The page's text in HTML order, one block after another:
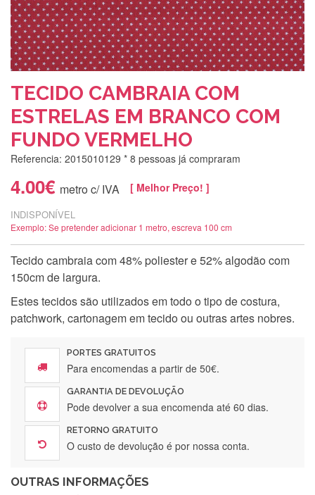
TECIDO CAMBRAIA COM
ESTRELAS EM BRANCO COM
FUNDO VERMELHO
Referencia: 2015010129 * 8 pessoas já compraram
4.00€ metro c/ IVA [ Melhor Preço! ]
INDISPONÍVEL
Exemplo: Se pretender adicionar 1 metro, escreva 100 cm
Tecido cambraia com 48% poliester e 52% algodão com
150cm de largura.
Estes tecidos são utilizados em todo o tipo de costura,
patchwork, cartonagem em tecido ou outras artes nobres.
PORTES GRATUITOS
Para encomendas a partir de 50€.
GARANTIA DE DEVOLUÇÃO
Pode devolver a sua encomenda até 60 dias.
RETORNO GRATUITO
O custo de devolução é por nossa conta.
OUTRAS INFORMAÇÕES